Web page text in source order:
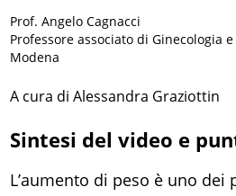
Prof. Angelo Cagnacci
Professore associato di Ginecologia
Modena
A cura di Alessandra Graziottin
Sintesi del video e
L’aumento di peso è uno dei